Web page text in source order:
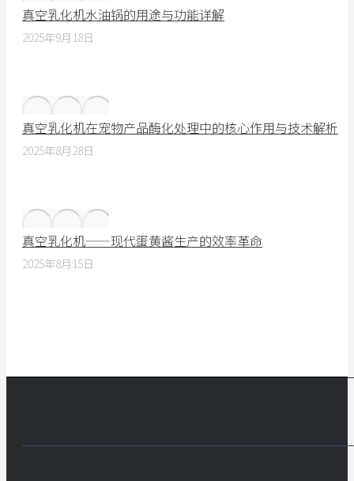
真空乳化机水油锅的用途与功能详解
2025年9月18日
真空乳化机在宠物产品酶化处理中的核心作用与技术解析
2025年8月28日
真空乳化机——现代蛋黄酱生产的效率革命
2025年8月15日